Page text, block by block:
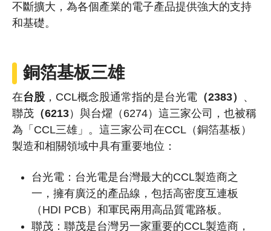
不斷擴大，為各個產業的電子產品提供強大的支持
和基礎。
銅箔基板三雄
在台股 ，CCL概念股通常指的是台光電 （2383） 、
聯茂 （6213）與台燿（6274）這三家公司，也被稱
為「CCL三雄」。這三家公司在CCL（銅箔基板）
製造和相關領域中具有重要地位：
台光電：台光電是台灣最大的CCL製造商之
一，擁有廣泛的產品線，包括高密度互連板
（HDI PCB）和軍民兩用高品質電路板。
聯茂：聯茂是台灣另一家重要的CCL製造商，